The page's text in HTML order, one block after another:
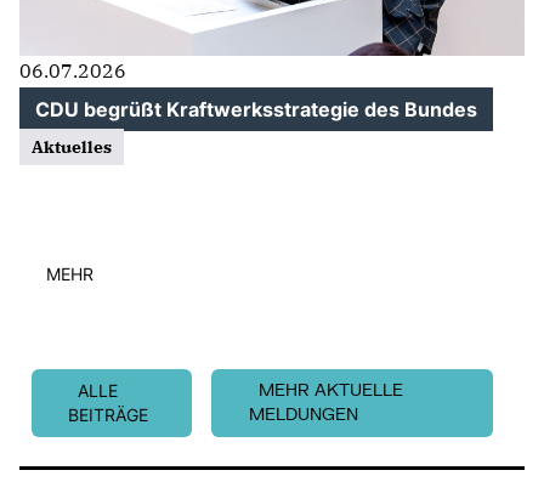
06.07.2026
CDU begrüßt Kraftwerksstrategie des Bundes
Aktuelles
MEHR
ALLE
BEITRÄGE
MEHR AKTUELLE
MELDUNGEN